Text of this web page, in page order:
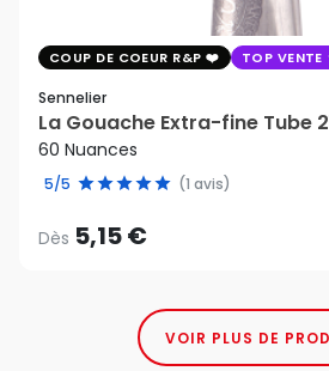
COUP DE COEUR R&P TOP VENTE
Sennelier
La Gouache Extra-fine Tube
60 Nuances
5/5 (1 avis)
Dès 5,15 €
VOIR PLUS DE